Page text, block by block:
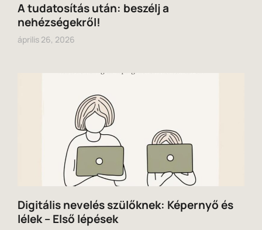
A tudatosítás után: beszélj a
nehézségekről!
április 26, 2026
Digitális nevelés szülőknek: Képernyő és
lélek – Első lépések